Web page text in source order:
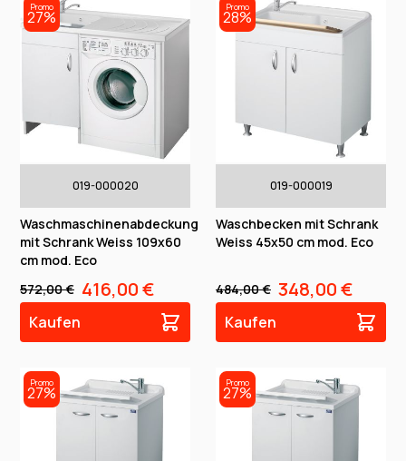
Promo
27%
019-000020
Waschmaschinenabdeckung
mit Schrank Weiss 109x60
cm mod. Eco
572,00 € 416,00 €
Kaufen
Promo
28%
019-000019
Waschbecken mit Schrank
Weiss 45x50 cm mod. Eco
484,00 € 348,00 €
Kaufen
Promo
27%
Promo
27%